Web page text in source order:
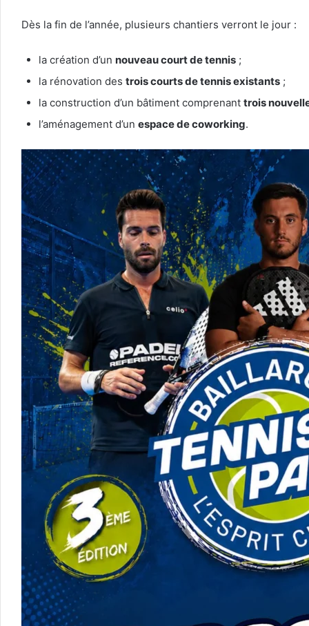
Dès la fin de l’année, plusieurs chantiers verront le jour :
la création d’un nouveau court de tennis ;
la rénovation des trois courts de tennis existants ;
la construction d’un bâtiment comprenant trois
l’aménagement d’un espace de coworking.